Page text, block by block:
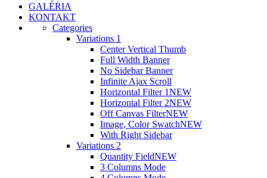
GALÉRIA
KONTAKT
Categories
Variations 1
Center Vertical Thumb
Full Width Banner
No Sidebar Banner
Infinite Ajax Scroll
Horizontal Filter 1NEW
Horizontal Filter 2NEW
Off Canvas FilterNEW
Image, Color SwatchNEW
With Right Sidebar
Variations 2
Quantity FieldNEW
3 Columns Mode